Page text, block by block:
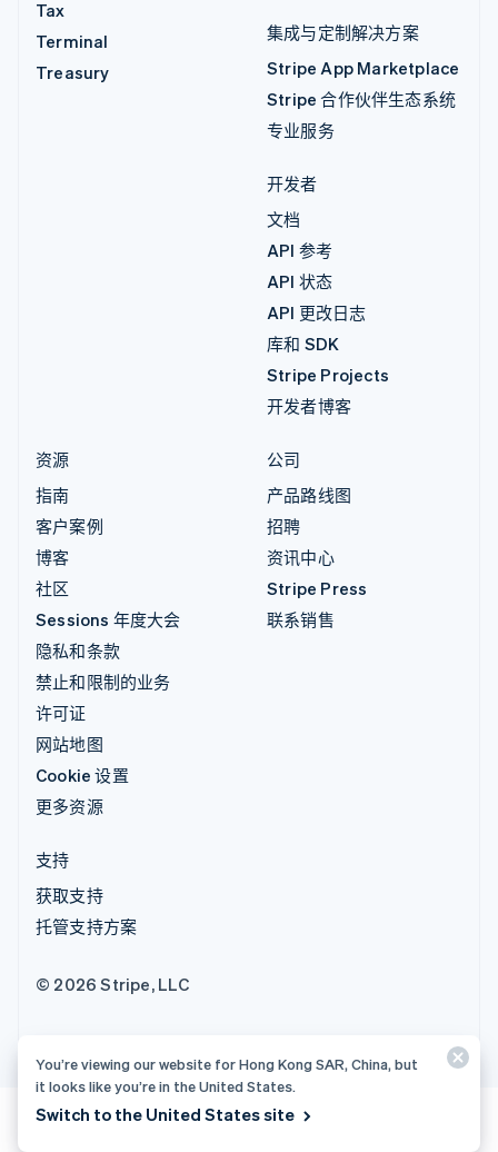
Tax
Terminal
Treasury
集成与定制解决方案
Stripe App Marketplace
Stripe 合作伙伴生态系统
专业服务
开发者
文档
API 参考
API 状态
API 更改日志
库和 SDK
Stripe Projects
开发者博客
资源
指南
客户案例
博客
社区
Sessions 年度大会
隐私和条款
禁止和限制的业务
许可证
网站地图
Cookie 设置
更多资源
公司
产品路线图
招聘
资讯中心
Stripe Press
联系销售
支持
获取支持
托管支持方案
© 2026 Stripe, LLC
You’re viewing our website for Hong Kong SAR, China, but
it looks like you’re in the United States.
Switch to the United States site